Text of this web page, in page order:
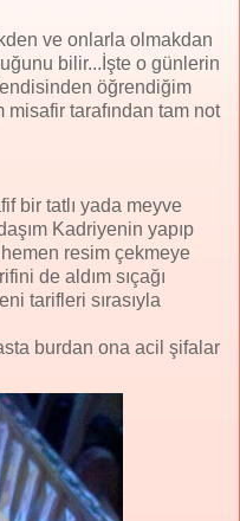
ve onlarla olmakdan
bilir...İşte o günlerin
öğrendiğim
misafir tarafından tam not
bir tatlı yada meyve
Kadriyenin yapıp
resim çekmeye
de aldım sıçağı
tarifleri sırasıyla
burdan ona acil şifalar